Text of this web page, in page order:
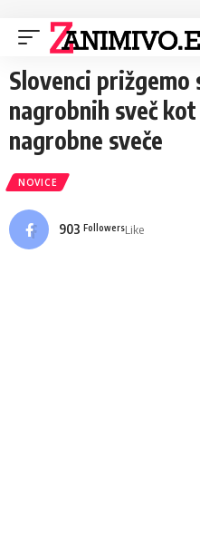
Slovenci prižgemo
nagrobnih sveč
nagrobne sveče
NOVICE
903 FollowersLike